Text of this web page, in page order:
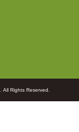
. All Rights Reserved.